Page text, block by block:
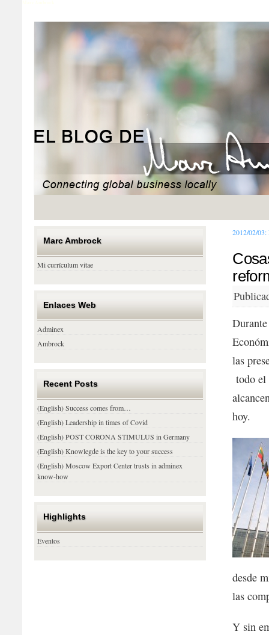
2012/02/03:
las
todo el
hoy.
desde
las
Y sin
Marc Ambrock
Mi currículum vitae
Enlaces Web
Adminex
Ambrock
Recent Posts
(English) Success comes from…
(English) Leadership in times of Covid
(English) POST CORONA STIMULUS in Germany
(English) Knowlegde is the key to your success
(English) Moscow Export Center trusts in adminex
know-how
Highlights
Eventos